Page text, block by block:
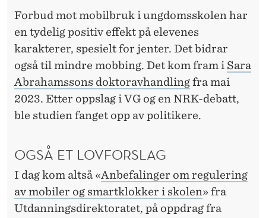
Forbud mot mobilbruk i ungdomsskolen har
en tydelig positiv effekt på elevenes
karakterer, spesielt for jenter. Det bidrar
også til mindre mobbing. Det kom fram i Sara
Abrahamssons doktoravhandlingfra mai
2023. Etter oppslag i VG og en NRK-debatt,
ble studien fanget opp av politikere.
OGSÅ ET LOVFORSLAG
I dag kom altså «Anbefalinger om regulering
av mobiler og smartklokker i skolen» fra
Utdanningsdirektoratet, på oppdrag fra